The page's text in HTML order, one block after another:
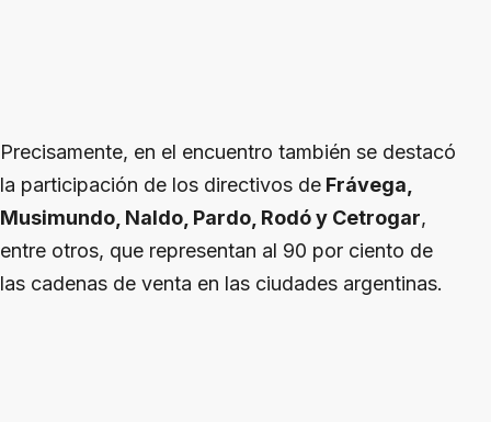
Precisamente, en el encuentro también se destacó
la participación de los directivos de Frávega,
Musimundo, Naldo, Pardo, Rodó y Cetrogar,
entre otros, que representan al 90 por ciento de
las cadenas de venta en las ciudades argentinas.